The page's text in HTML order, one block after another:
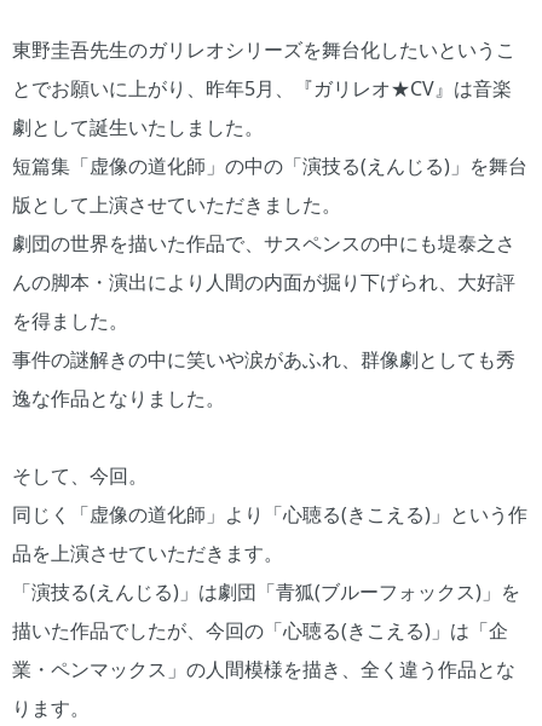
東野圭吾先生のガリレオシリーズを舞台化したいというこ
とでお願いに上がり、昨年5月、『ガリレオ★CV』は音楽
劇として誕生いたしました。
短篇集「虚像の道化師」の中の「演技る(えんじる)」を舞台
版として上演させていただきました。
劇団の世界を描いた作品で、サスペンスの中にも堤泰之さ
んの脚本・演出により人間の内面が掘り下げられ、大好評
を得ました。
事件の謎解きの中に笑いや涙があふれ、群像劇としても秀
逸な作品となりました。
そして、今回。
同じく「虚像の道化師」より「心聴る(きこえる)」という作
品を上演させていただきます。
「演技る(えんじる)」は劇団「青狐(ブルーフォックス)」を
描いた作品でしたが、今回の「心聴る(きこえる)」は「企
業・ペンマックス」の人間模様を描き、全く違う作品とな
ります。